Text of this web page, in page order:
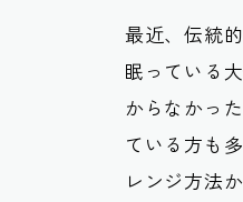
最近、伝統
眠っている
からなかっ
ている方も
レンジ方法